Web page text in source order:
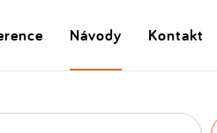
Návody Kontakt